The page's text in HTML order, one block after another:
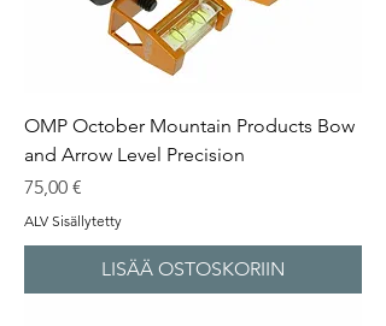
OMP October Mountain Products Bow
and Arrow Level Precision
Hinta
75,00 €
ALV Sisällytetty
LISÄÄ OSTOSKORIIN